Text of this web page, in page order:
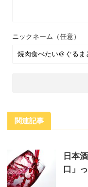
ニックネーム（任意）
関連記事
日本
口」